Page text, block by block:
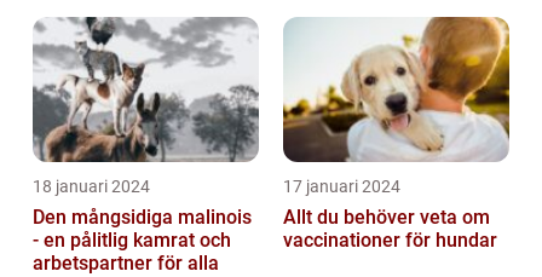
18 januari 2024
Den mångsidiga malinois
- en pålitlig kamrat och
arbetspartner för alla
17 januari 2024
Allt du behöver veta om
vaccinationer för hundar